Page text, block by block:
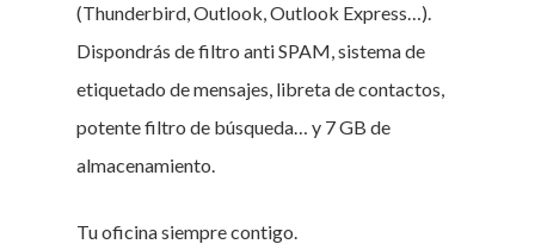
(Thunderbird, Outlook, Outlook Express…).
Dispondrás de filtro anti SPAM, sistema de
etiquetado de mensajes, libreta de contactos,
potente filtro de búsqueda… y 7 GB de
almacenamiento.
Tu oficina siempre contigo.